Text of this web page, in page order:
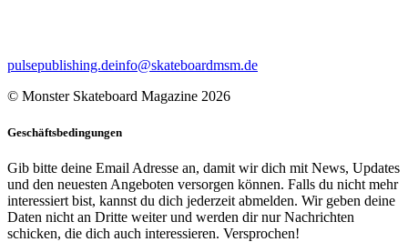
pulsepublishing.deinfo@skateboardmsm.de
© Monster Skateboard Magazine 2026
Geschäftsbedingungen
Gib bitte deine Email Adresse an, damit wir dich mit News, Updates
und den neuesten Angeboten versorgen können. Falls du nicht mehr
interessiert bist, kannst du dich jederzeit abmelden. Wir geben deine
Daten nicht an Dritte weiter und werden dir nur Nachrichten
schicken, die dich auch interessieren. Versprochen!